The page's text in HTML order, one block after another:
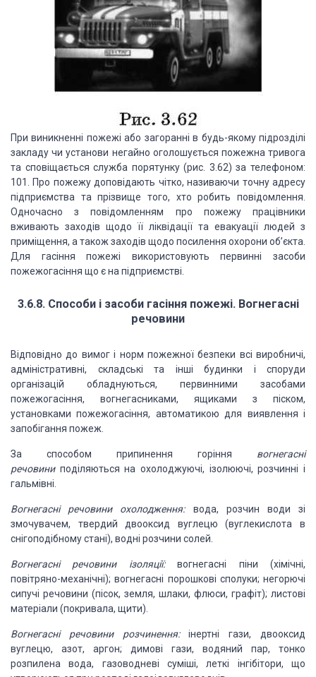
При виникненні пожежі або загоранні в будь-якому підрозділі
закладу чи установи негайно оголошується пожежна тривога
та сповіщається служба порятунку (рис. 3.62) за телефоном:
101. Про пожежу доповідають чітко, називаючи точну адресу
підприємства та прізвище того, хто робить повідомлення.
Одночасно з повідомленням про пожежу працівники
вживають заходів щодо її ліквідації та евакуації людей з
приміщення, а також заходів щодо посилення охорони об’єкта.
Для гасіння пожежі використовують первинні засоби
пожежогасіння що є на підприємстві.
3.6.8. Способи і засоби гасіння пожежі. Вогнегасні
речовини
Відповідно до вимог і норм пожежної безпеки всі виробничі,
адміністративні, складські та інші будинки і споруди
організацій обладнуються, первинними засобами
пожежогасіння, вогнегасниками, ящиками з піском,
установками пожежогасіння, автоматикою для виявлення і
запобігання пожеж.
За способом припинення горіння вогнегасні
речовиниподіляються на охолоджуючі, ізолюючі, розчинні і
гальмівні.
Вогнегасні речовини охолодження:вода, розчин води зі
змочувачем, твердий двооксид вуглецю (вуглекислота в
снігоподібному стані), водні розчини солей.
Вогнегасні речовини ізоляції:вогнегасні піни (хімічні,
повітряно-механічні); вогнегасні порошкові сполуки; негорючі
сипучі речовини (пісок, земля, шлаки, флюси, графіт); листові
матеріали (покривала, щити).
Вогнегасні речовини розчинення:інертні гази, двооксид
вуглецю, азот, аргон; димові гази, водяний пар, тонко
розпилена вода, газоводневі суміші, леткі інгібітори, що